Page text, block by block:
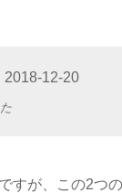
2018-12-20
すが、この2つ